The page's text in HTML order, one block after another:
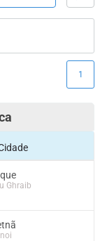
1
Ghraib